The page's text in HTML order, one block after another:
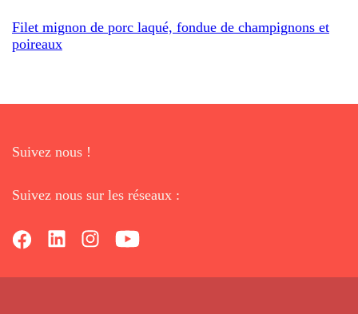
Filet mignon de porc laqué, fondue de champignons et
poireaux
Suivez nous !
Suivez nous sur les réseaux :